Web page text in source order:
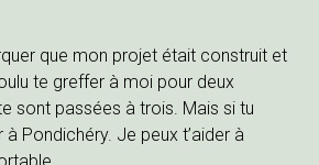
que mon projet était construit et
te greffer à moi pour deux
sont passées à trois. Mais si tu
Pondichéry. Je peux t’aider à